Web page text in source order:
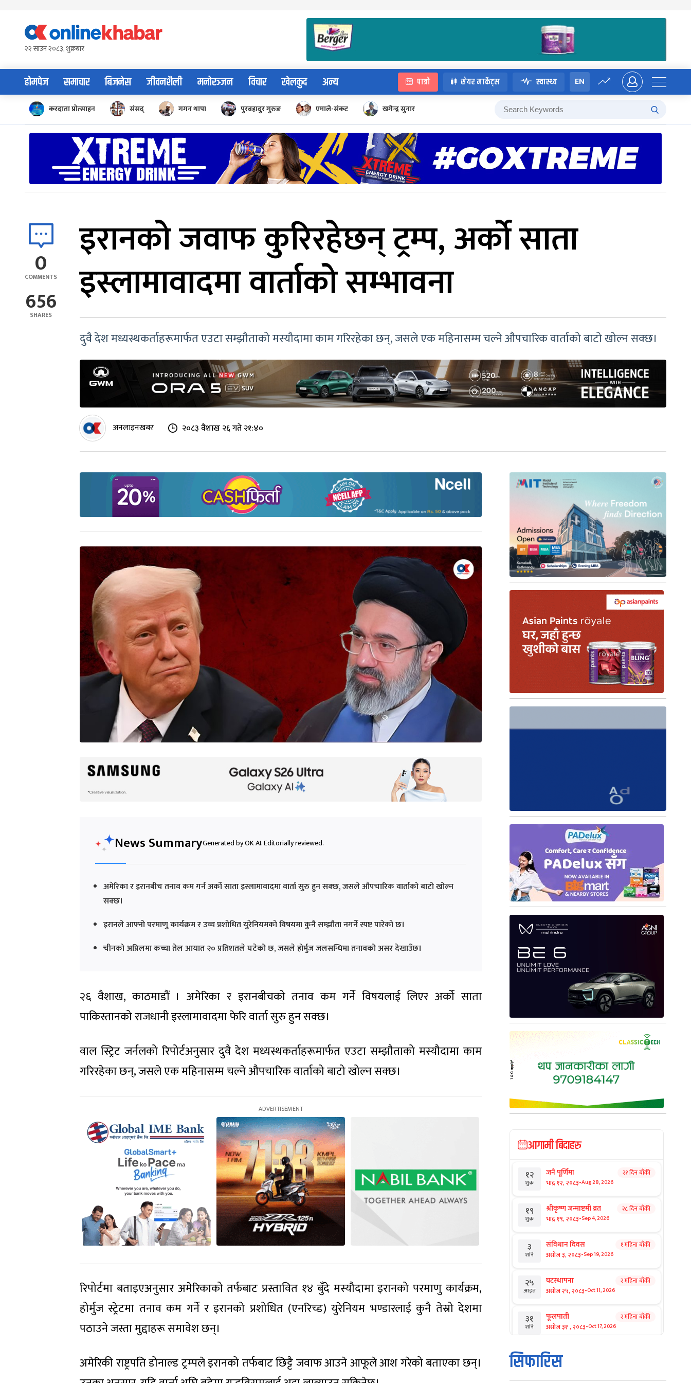
content२२ साउन २०८३, शुक्रबार
होमपेज समाचार बिजनेस जीवनशैली मनोरञ्जन विचार खेलकुद अन्य पात्रो सेयर मार्केट्स स्वास्थ्य EN
करदाता प्रोत्साहन संसद् गगन थापा पुरबहादुर गुरुङ एमाले-संकट खगेन्द्र सुनार
0
COMMENTS
656
SHARES
इरानको जवाफ कुरिरहेछन् ट्रम्प, अर्को साता
इस्लामावादमा वार्ताको सम्भावना
दुवै देश मध्यस्थकर्ताहरूमार्फत एउटा सम्झौताको मस्यौदामा काम गरिरहेका छन्, जसले एक महिनासम्म चल्ने औपचारिक वार्ताको बाटो खोल्न सक्छ।
अनलाइनखबर २०८३ वैशाख २६ गते २१:४०
News SummaryGenerated by OK AI. Editorially reviewed.
अमेरिका र इरानबीच तनाव कम गर्न अर्को साता इस्लामावादमा वार्ता सुरु हुन सक्छ, जसले औपचारिक वार्ताको बाटो खोल्न
सक्छ।
इरानले आफ्नो परमाणु कार्यक्रम र उच्च प्रशोधित युरेनियमको विषयमा कुनै सम्झौता नगर्ने स्पष्ट पारेको छ।
चीनको अप्रिलमा कच्चा तेल आयात २० प्रतिशतले घटेको छ, जसले होर्मुज जलसन्धिमा तनावको असर देखाउँछ।
२६ वैशाख, काठमाडौं । अमेरिका र इरानबीचको तनाव कम गर्ने विषयलाई लिएर अर्को साता
पाकिस्तानको राजधानी इस्लामावादमा फेरि वार्ता सुरु हुन सक्छ।
वाल स्ट्रिट जर्नलको रिपोर्टअनुसार दुवै देश मध्यस्थकर्ताहरूमार्फत एउटा सम्झौताको मस्यौदामा काम
गरिरहेका छन्, जसले एक महिनासम्म चल्ने औपचारिक वार्ताको बाटो खोल्न सक्छ।
रिपोर्टमा बताइएअनुसार अमेरिकाको तर्फबाट प्रस्तावित १४ बुँदे मस्यौदामा इरानको परमाणु कार्यक्रम,
होर्मुज स्ट्रेटमा तनाव कम गर्ने र इरानको प्रशोधित (एनरिच्ड) युरेनियम भण्डारलाई कुनै तेस्रो देशमा
पठाउने जस्ता मुद्दाहरू समावेश छन्।
अमेरिकी राष्ट्रपति डोनाल्ड ट्रम्पले इरानको तर्फबाट छिट्टै जवाफ आउने आफूले आश गरेको बताएका छन्।
आगामी बिदाहरु
१२
शुक्र
जनै पूर्णिमा
भाद्र १२, २०८३-Aug 28, 2026
२१ दिन बाँकी
१९
शुक्र
श्रीकृष्ण जन्माष्टमी व्रत
भाद्र १९, २०८३-Sep 4, 2026
२८ दिन बाँकी
३
शनि
संविधान दिवस
असोज ३, २०८३-Sep 19, 2026
१ महिना बाँकी
२५
आइत
घटस्थापना
असोज २५, २०८३-Oct 11, 2026
२ महिना बाँकी
३१
शनि
फूलपाती
असोज ३१ , २०८३-Oct 17, 2026
२ महिना बाँकी
१
आइत
कार्तिक सङ्क्रान्ति
कार्तिक १, २०८३
सिफारिस